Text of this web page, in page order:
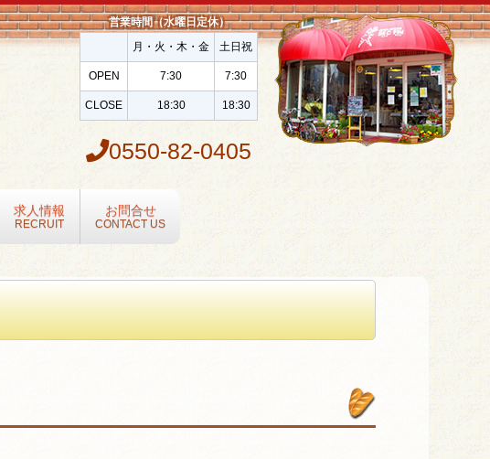
営業時間（水曜日定休）
月・火・木・金 土日祝
OPEN 7:30 7:30
CLOSE 18:30 18:30
0550-82-0405
求人情報
RECRUIT
お問合せ
CONTACT US